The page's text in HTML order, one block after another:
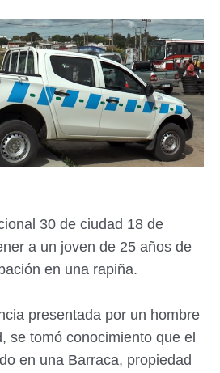
30 de ciudad 18 de
a un joven de 25 años de
en una rapiña.
presentada por un hombre
se tomó conocimiento que el
en una Barraca, propiedad